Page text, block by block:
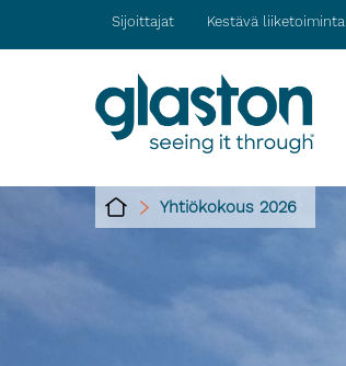
Sijoittajat Kestävä liiketoiminta
Yhtiökokous 2026